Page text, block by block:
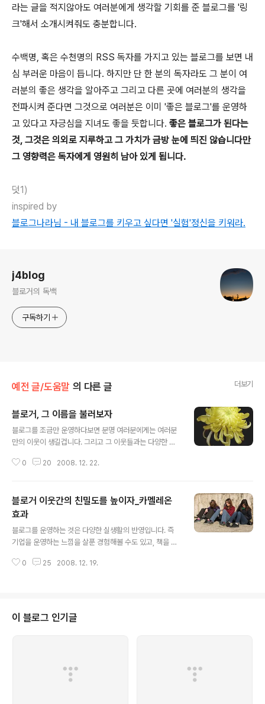
라는 글을 적지않아도 여러분에게 생각할 기회를 준 블로그를 '링
크'해서 소개시켜줘도 충분합니다.
수백명, 혹은 수천명의 RSS 독자를 가지고 있는 블로그를 보면 내
심 부러운 마음이 듭니다. 하지만 단 한 분의 독자라도 그 분이 여
러분의 좋은 생각을 알아주고 그리고 다른 곳에 여러분의 생각을
전파시켜 준다면 그것으로 여러분은 이미 '좋은 블로그'를 운영하
고 있다고 자긍심을 지녀도 좋을 듯합니다. 좋은 블로그가 된다는
것, 그것은 의외로 지루하고 그 가치가 금방 눈에 띄진 않습니다만
그 영향력은 독자에게 영원히 남아 있게 됩니다.
덧1)
inspired by
블로그나라님 - 내 블로그를 키우고 싶다면 '실험'정신을 키워라.
j4blog
블로거의 독백
구독하기
예전 글/도움말 의 다른 글 더보기
블로거, 그 이름을 불러보자
블로그를 조금만 운영하다보면 분명 여러분에게는 여러분
만의 이웃이 생길겁니다. 그리고 그 이웃들과는 다양한 소
마찬가지여서 부족한 이곳에 찾아주시는 많은 분들과 나름
한 번 감사의 인사를 드립니다. 처음 방문자의 입장에서 블
로그에 글을 남길 때의 느낌은 참 설레이기도 하고, 떨리기
도 하고, 불안하기도 하고, 가끔은 화가 나서 글을 남기기도
합니다. 그리고 블로거를 향해 나의 의견과 생각을 몇 줄의
댓글에 담아 글을 남깁니다. 그런데 가끔은 뭔가 허전한 느
낌이 들지 않나요? 그것은 우리가 상대방을 부르지 않기 때
0 20 2008. 12. 22.
블로거 이웃간의 친밀도를 높이자_카멜레온
효과
블로그를 운영하는 것은 다양한 실생활의 반영입니다. 즉
기업을 운영하는 느낌을 살푼 경험해볼 수도 있고, 책을 쓰
습니다. 그리고 블로그를 운영하는 것은 다양하고 보편적
서 자신의 외모나 행동과 닮은 사람에게 믿음이 가는 것, 또
그들의 행동과 말을 따라하는 현상을 의미합니다. 예를 들
적용은 비교적 간단합니다. 1..
0 25 2008. 12. 19.
이 블로그 인기글